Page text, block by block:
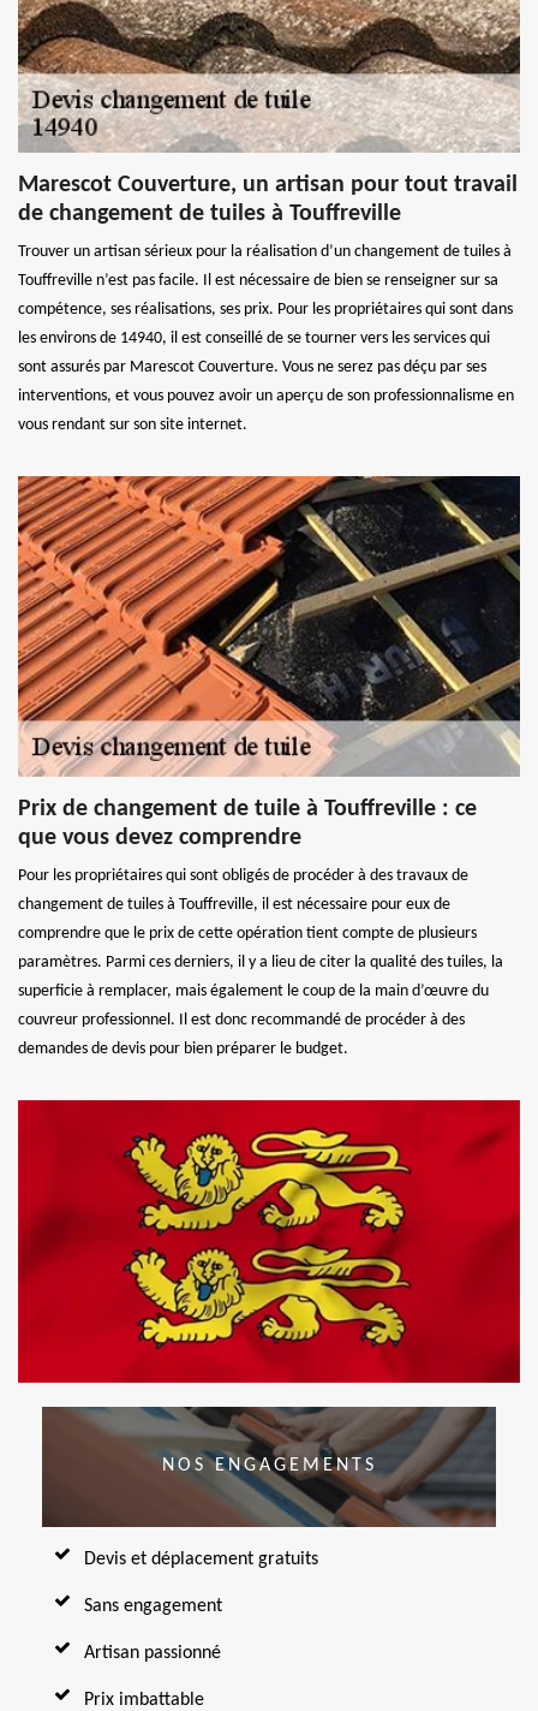
Marescot Couverture, un artisan pour tout travail
de changement de tuiles à Touffreville
Trouver un artisan sérieux pour la réalisation d’un changement de tuiles à
Touffreville n’est pas facile. Il est nécessaire de bien se renseigner sur sa
compétence, ses réalisations, ses prix. Pour les propriétaires qui sont dans
les environs de 14940, il est conseillé de se tourner vers les services qui
sont assurés par Marescot Couverture. Vous ne serez pas déçu par ses
interventions, et vous pouvez avoir un aperçu de son professionnalisme en
vous rendant sur son site internet.
Prix de changement de tuile à Touffreville : ce
que vous devez comprendre
Pour les propriétaires qui sont obligés de procéder à des travaux de
changement de tuiles à Touffreville, il est nécessaire pour eux de
comprendre que le prix de cette opération tient compte de plusieurs
paramètres. Parmi ces derniers, il y a lieu de citer la qualité des tuiles, la
superficie à remplacer, mais également le coup de la main d’œuvre du
couvreur professionnel. Il est donc recommandé de procéder à des
demandes de devis pour bien préparer le budget.
NOS ENGAGEMENTS
Devis et déplacement gratuits
Sans engagement
Artisan passionné
Prix imbattable